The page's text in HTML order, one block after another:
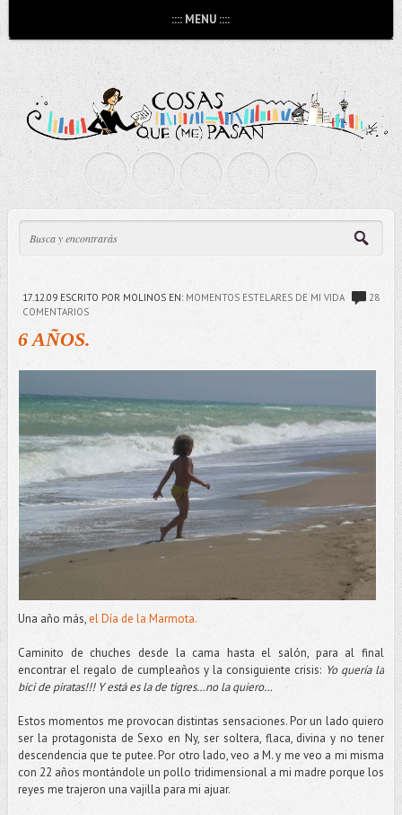
:::: MENU ::::
17.12.09ESCRITO POR MOLINOS EN: MOMENTOS ESTELARES DE MI VIDA
28
COMENTARIOS
6 AÑOS.
Una año más,el Día de la Marmota.
Caminito de chuches desde la cama hasta el salón, para al final
encontrar el regalo de cumpleaños y la consiguiente crisis: Yo quería la
bicide piratas!!! Y está es la de tigres…no la quiero…
Estos momentos me provocan distintas sensaciones. Por un lado quiero
ser la protagonista de Sexo enNy, ser soltera, flaca, divina y no tener
descendencia que te putee. Por otro lado, veo a M. y me veo a mi misma
con 22 años montándole un pollo tridimensional a mi madre porque los
reyes me trajeron una vajilla para mi ajuar.